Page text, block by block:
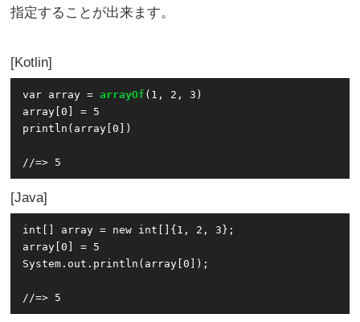
指定することが出来ます。
Kotlin
var array = arrayOf (1, 2, 3)
array[0] = 5
println(array[0])
Java
int[] array = new int[]{1, 2, 3};
array[0] = 5
System.out.println(array[0]);